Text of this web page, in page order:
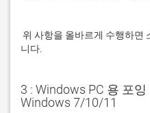
니다.
3 : Windows PC 용 포
Windows 7/10/11